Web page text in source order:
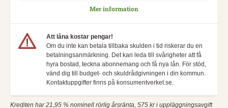
Mer information
Att låna kostar pengar!
Om du inte kan betala tillbaka skulden i tid riskerar du en
betalningsanmärkning. Det kan leda till svårigheter att få
hyra bostad, teckna abonnemang och få nya lån. För stöd,
vänd dig till budget- och skuldrådgivningen i din kommun.
Kontaktuppgifter finns på konsumentverket.se.
Krediten har 21,95 % nominell rörlig årsränta, 575 kr i uppläggningsavgift